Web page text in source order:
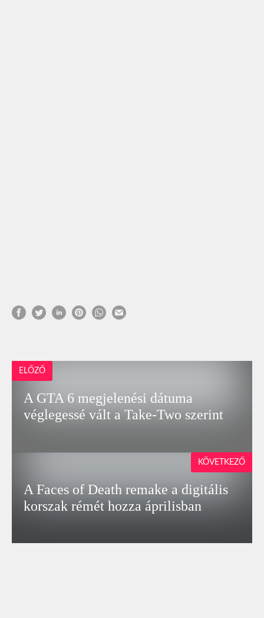
ELŐZŐ
A GTA 6 megjelenési dátuma
véglegessé vált a Take-Two szerint
A Faces of Death remake a digitális
korszak rémét hozza áprilisban
KÖVETKEZŐ